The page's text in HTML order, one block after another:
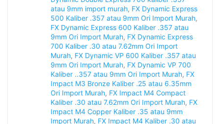
atau 9mm import murah, FX Dynamic Express
500 Kaliber .357 atau 9mm Ori Import Murah,
FX Dynamic Express 600 Kaliber .357 atau
9mm Ori Import Murah, FX Dynamic Express
700 Kaliber .30 atau 7.62mm Ori Import
Murah, FX Dynamic VP 600 Kaliber .357 atau
9mm Ori Import Murah, FX Dynamic VP 700
Kaliber ..357 atau 9mm Ori Import Murah, FX
Impact M3 Bronze Kaliber .25 atau 6.35mm
Ori Import Murah, FX Impact M4 Compact
Kaliber .30 atau 7.62mm Ori Import Murah, FX
Impact M4 Copper Kaliber .35 atau 9mm
Import Murah, FX Impact M4 Kaliber .30 atau